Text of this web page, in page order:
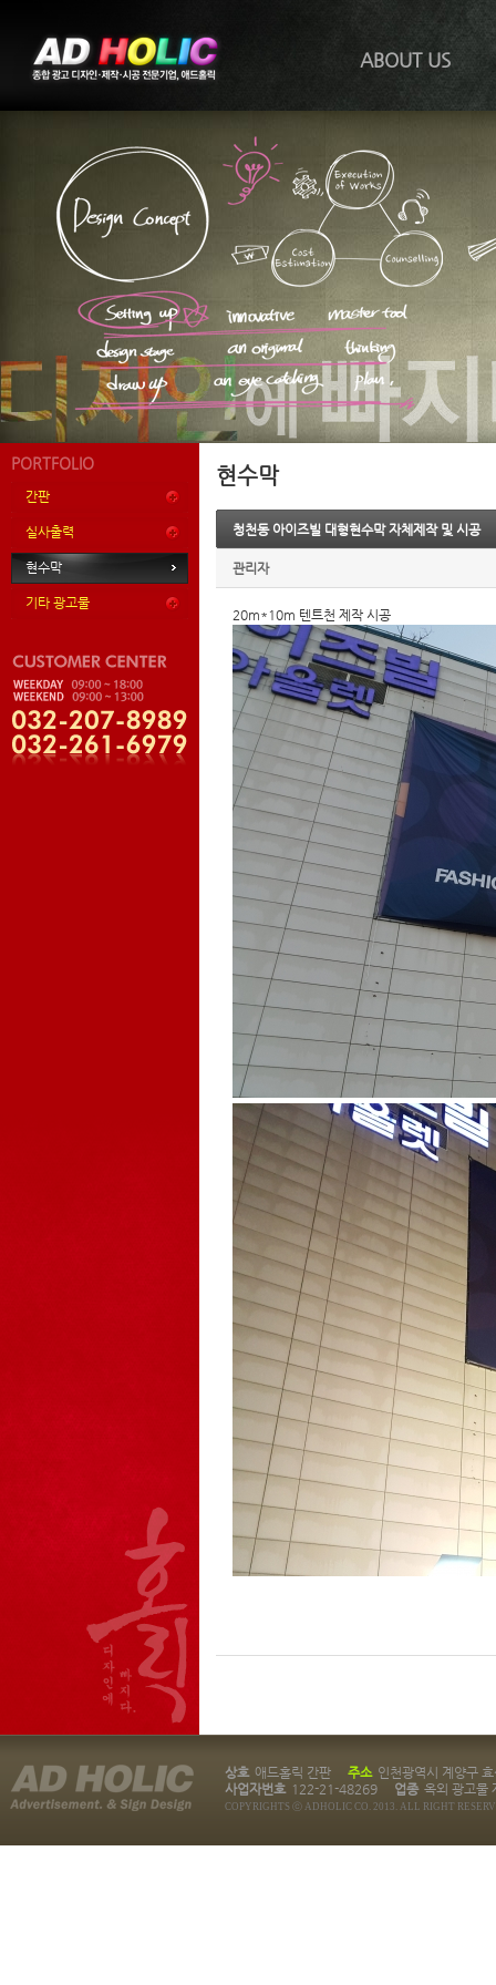
ABOUT US
PORTFOLIO
간판
실사출력
현수막
기타 광고물
현수막
청천동 아이즈빌 대형현수막 자체제작 및 시공
관리자
20m*10m 텐트천 제작 시공
상호 애드홀릭 간판 주소 인천광역시 계양구
사업자번호 122-21-48269 업종 옥외 광고물
COPYRIGHTS ⓒ ADHOLIC CO. 2013. ALL RIGHT